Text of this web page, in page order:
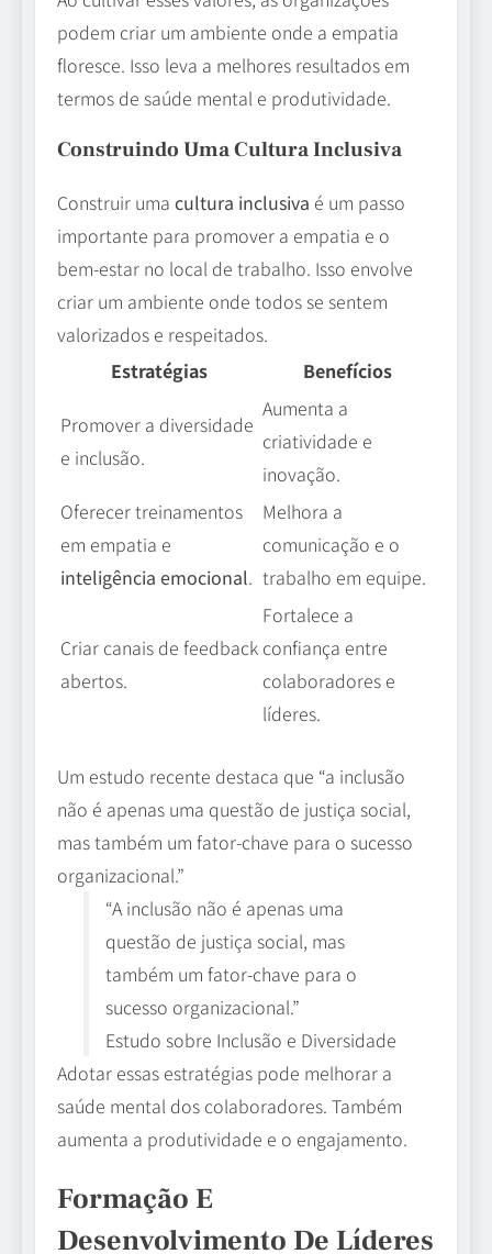
podem criar um ambiente onde a empatia
floresce. Isso leva a melhores resultados em
termos de saúde mental e produtividade.
Construindo Uma Cultura Inclusiva
Construir uma cultura inclusiva é um passo
importante para promover a empatia e o
bem-estar no local de trabalho. Isso envolve
criar um ambiente onde todos se sentem
valorizados e respeitados.
Estratégias
Benefícios
Promover a diversidade
e inclusão.
Aumenta a
criatividade e
inovação.
Oferecer treinamentos
em empatia e
inteligência emocional.
Melhora a
comunicação e o
trabalho em equipe.
Criar canais de feedback
abertos.
Fortalece a
confiança entre
colaboradores e
líderes.
Um estudo recente destaca que “a inclusão
não é apenas uma questão de justiça social,
mas também um fator-chave para o sucesso
organizacional.”
“A inclusão não é apenas uma
questão de justiça social, mas
também um fator-chave para o
sucesso organizacional.”
Estudo sobre Inclusão e Diversidade
Adotar essas estratégias pode melhorar a
saúde mental dos colaboradores. Também
aumenta a produtividade e o engajamento.
Formação E
Desenvolvimento De Líderes